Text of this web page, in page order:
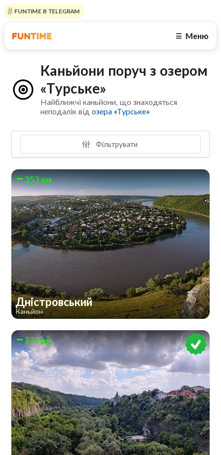
FUNTIME В TELEGRAM
☰ Меню
Каньйони поруч з озером
«Турське»
Найближчі каньйони, що знаходяться
неподалік відозера «Турське»
Фільтрувати
353 км
Дністровський
Каньйон
370 км